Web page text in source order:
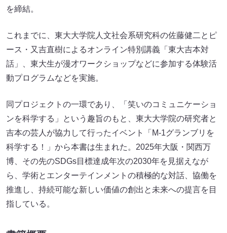
を締結。
これまでに、東大大学院人文社会系研究科の佐藤健二とピ
ース・又吉直樹によるオンライン特別講義「東大吉本対
話」、東大生が漫才ワークショップなどに参加する体験活
動プログラムなどを実施。
同プロジェクトの一環であり、「笑いのコミュニケーショ
ンを科学する」という趣旨のもと、東大大学院の研究者と
吉本の芸人が協力して行ったイベント「M-1グランブリを
科学する！」から本書は生まれた。2025年大阪・関西万
博、その先のSDGs目標達成年次の2030年を見据えなが
ら、学術とエンターテインメントの積極的な対話、協働を
推進し、持続可能な新しい価値の創出と未来への提言を目
指している。